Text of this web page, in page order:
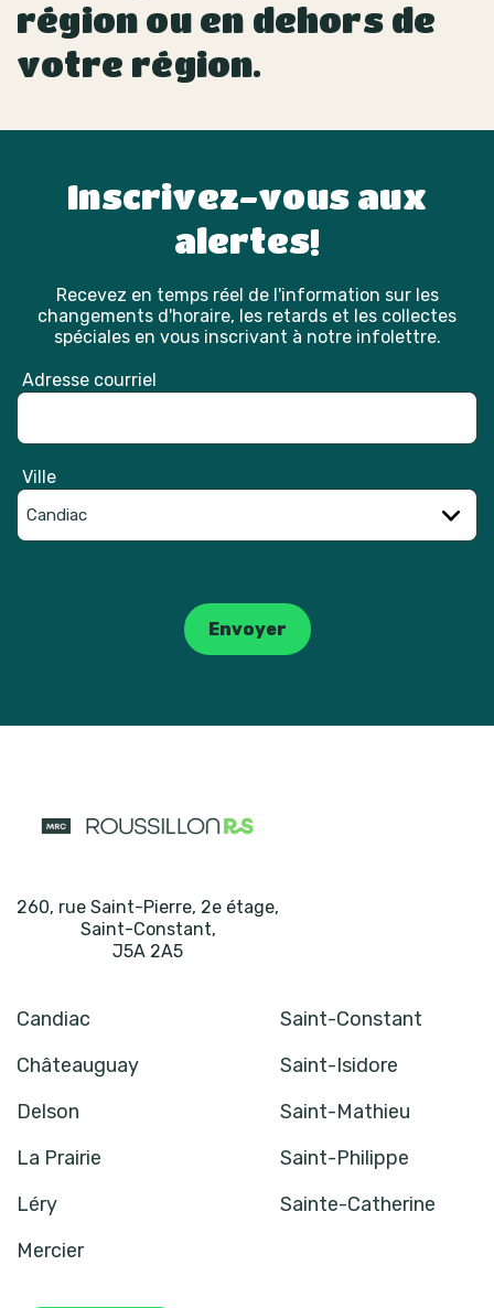
région ou en dehors de
votre région.
Inscrivez-vous aux
alertes!
Recevez en temps réel de l'information sur les
changements d'horaire, les retards et les collectes
spéciales en vous inscrivant à notre infolettre.
Adresse courriel
Ville
Envoyer
260, rue Saint-Pierre, 2e étage,
Saint-Constant,
J5A 2A5
Candiac
Saint-Constant
Châteauguay
Saint-Isidore
Delson
Saint-Mathieu
La Prairie
Saint-Philippe
Léry
Sainte-Catherine
Mercier